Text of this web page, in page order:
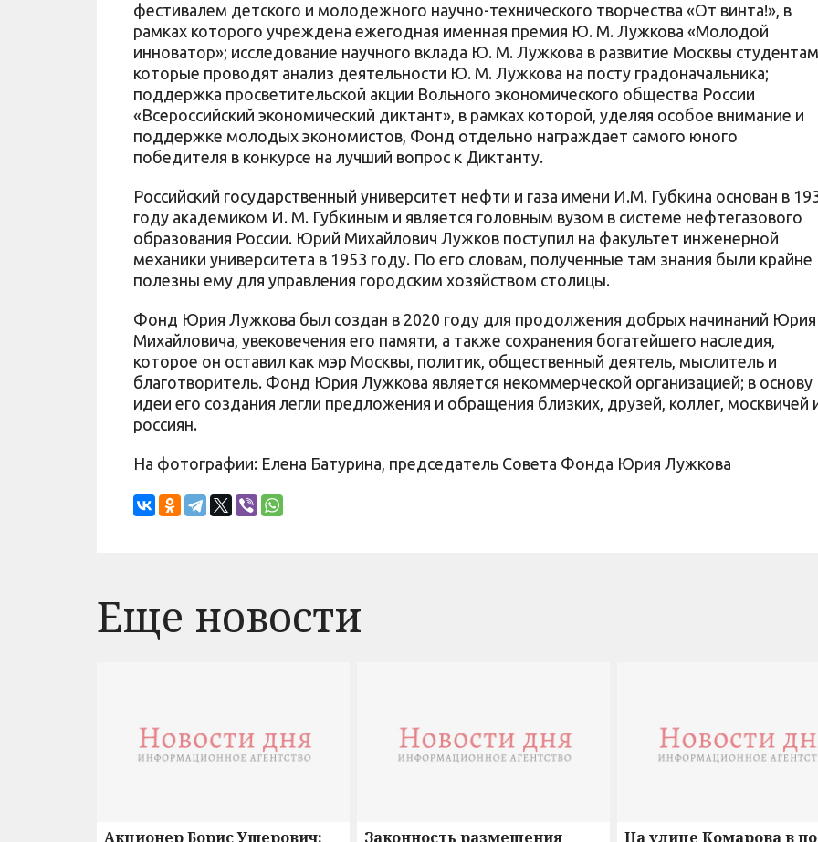
фестивалем детского и молодежного научно-технического творчества «От винта!», в
рамках которого учреждена ежегодная именная премия Ю. М. Лужкова «Молодой
инноватор»; исследование научного вклада Ю. М. Лужкова в развитие Москвы
которые проводят анализ деятельности Ю. М. Лужкова на посту градоначальника;
поддержка просветительской акции Вольного экономического общества России
«Всероссийский экономический диктант», в рамках которой, уделяя особое внимание и
поддержке молодых экономистов, Фонд отдельно награждает самого юного
победителя в конкурсе на лучший вопрос к Диктанту.
Российский государственный университет нефти и газа имени И.М. Губкина основан в
году академиком И. М. Губкиным и является головным вузом в системе нефтегазового
образования России. Юрий Михайлович Лужков поступил на факультет инженерной
механики университета в 1953 году. По его словам, полученные там знания были крайне
полезны ему для управления городским хозяйством столицы.
Фонд Юрия Лужкова был создан в 2020 году для продолжения добрых начинаний Юрия
Михайловича, увековечения его памяти, а также сохранения богатейшего наследия,
которое он оставил как мэр Москвы, политик, общественный деятель, мыслитель и
благотворитель. Фонд Юрия Лужкова является некоммерческой организацией; в основу
идеи его создания легли предложения и обращения близких, друзей, коллег, москвичей
россиян.
На фотографии: Елена Батурина, председатель Совета Фонда Юрия Лужкова
Еще новости
Акционер Борис Ушерович: Законность размещения На улице Комарова в